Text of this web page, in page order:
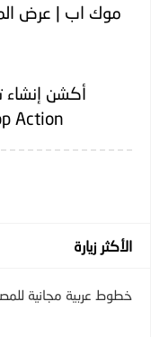
موك اب | عرض
أكشن إنشاء
Action
الأكثر زيارة
خطوط عربية مجانية